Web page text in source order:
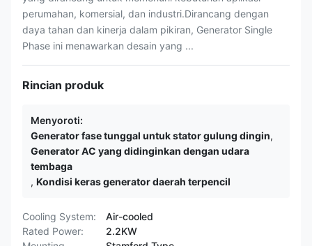
perumahan, komersial, dan industri.Dirancang dengan
daya tahan dan kinerja dalam pikiran, Generator Single
Phase ini menawarkan desain yang ...
Rincian produk
Menyoroti:
Generator fase tunggal untuk stator gulung dingin,
Generator AC yang didinginkan dengan udara
tembaga
, Kondisi keras generator daerah terpencil
Cooling System:
Air-cooled
Rated Power:
2.2KW